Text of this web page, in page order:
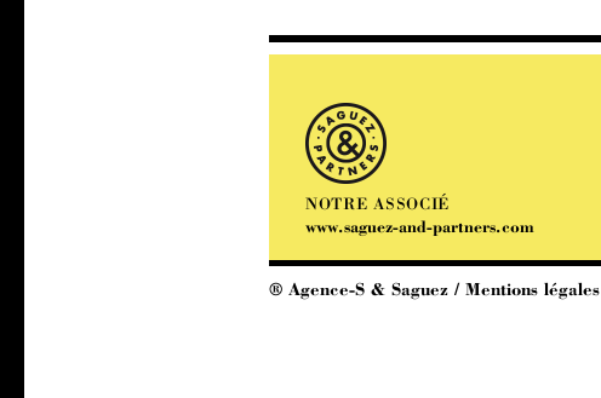
NOTRE ASSOCIÉ
www.saguez-and-partners.com
® Agence-S & Saguez / Mentions légales